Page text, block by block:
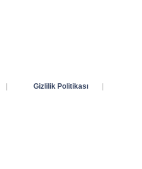
| Gizlilik Politikası
|